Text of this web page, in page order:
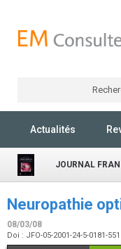
Actualités
JOURNAL
Neuropathie
08/03/08
Doi : JFO-05-2001-24-5-0181-